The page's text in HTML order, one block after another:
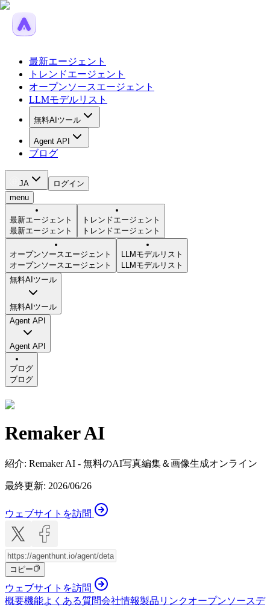
最新エージェント
トレンドエージェント
オープンソースエージェント
LLMモデルリスト
無料AIツール
Agent API
ブログ
JA
ログイン
menu
最新エージェント
最新エージェント
トレンドエージェント
トレンドエージェント
オープンソースエージェント
オープンソースエージェント
LLMモデルリスト
LLMモデルリスト
無料AIツール
無料AIツール
Agent API
Agent API
ブログ
ブログ
Remaker AI
紹介: Remaker AI - 無料のAI写真編集＆画像生成オンライン
最終更新: 2026/06/26
ウェブサイトを訪問
コピー
ウェブサイトを訪問
概要機能よくある質問会社情報製品リンクオープンソースデ